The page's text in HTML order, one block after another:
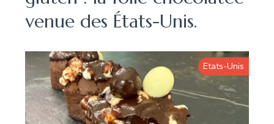
venue des États-Unis.
Etats-Unis